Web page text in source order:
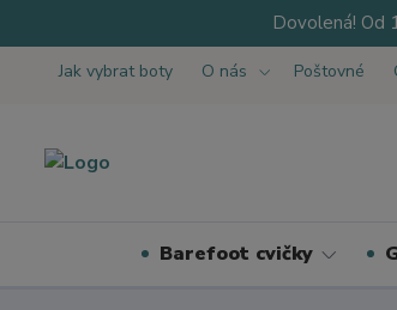
Dovolená! Od
Jak vybrat boty O nás Poštovné
Barefoot cvičky